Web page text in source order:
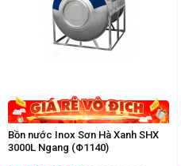
Bồn nước Inox Sơn Hà Xanh SHX
3000L Ngang (Φ1140)